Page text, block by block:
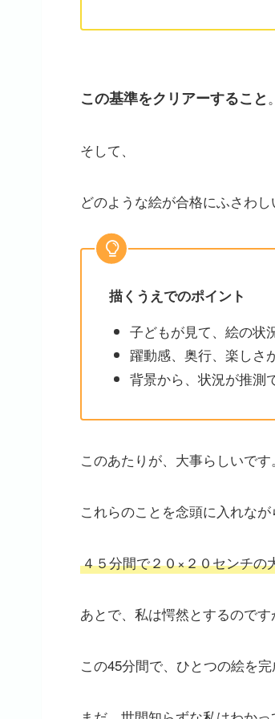
この基準をクリアーすること。
そして、
どのような絵が合格にふさわ
描くうえでのポイント
子どもが見て、絵の状
躍動感、奥行、楽しさ
背景から、状況が推測
このあたりが、大事らしいです。
これらのことを念頭に入れなが
４５分間で２０×２０センチの
あとで、私は愕然とするのです
この45分間で、ひとつの絵を